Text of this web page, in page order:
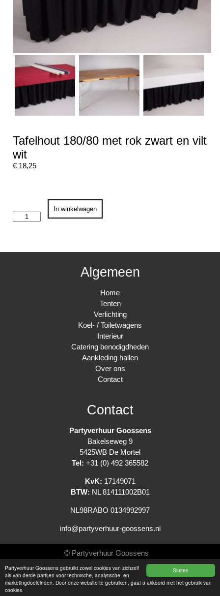
Sluiten
Partyverhuur Goossens gebruikt zowel cookies van zichzelf
als van derde partijen voor technische, analytische, en
marketingdoeleinden. Door onze website te gebruiken, gaat u akkoord met het gebruik van
cookies.
Tafelhout 180/80 met rok zwart en vilt
wit
€ 18,25
180/80
met
In winkelwagen
Algemeen
Home
Tenten
Verlichting
Koel- / Toiletwagens
Interieur
Catering benodigdheden
Aankleding hallen
Over ons
Contact
Contact
Partyverhuur Goossens
Bakelseweg 9
5425WB De Mortel
Tel: +31 (0) 492 365582
KvK: 17149071
BTW: NL 814111002B01
NL98RABO 0134992997
info@partyverhuur-goossens.nl
© Partyverhuur Goossens
Algemene voorwaarden